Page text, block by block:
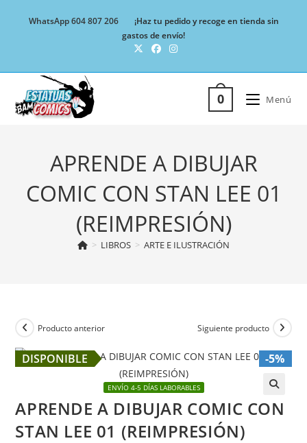
WhatsApp 604 807 206
¡Haz tu pedido y recoge en tienda sin
gastos de envío!
0 Menú
APRENDE A DIBUJAR
COMIC CON STAN LEE 01
(REIMPRESIÓN)
> LIBROS > ARTE E ILUSTRACIÓN
Producto anterior Siguiente producto
🔍
DISPONIBLE -5%
ENVÍO 4-5 DÍAS LABORABLES
APRENDE A DIBUJAR COMIC CON
STAN LEE 01 (REIMPRESIÓN)